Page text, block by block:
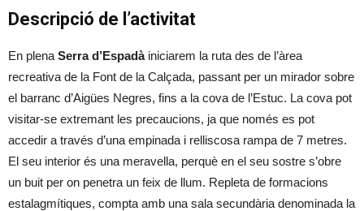
Descripció de l’activitat
En plena Serra d’Espadàiniciarem la ruta des de l’àrea
recreativa de la Font de la Calçada, passant per un mirador sobre
el barranc d’Aigües Negres, fins a la cova de l’Estuc. La cova pot
visitar-se extremant les precaucions, ja que només es pot
accedir a través d’una empinada i relliscosa rampa de 7 metres.
El seu interior és una meravella, perquè en el seu sostre s’obre
un buit per on penetra un feix de llum. Repleta de formacions
estalagmítiques, compta amb una sala secundària denominada la